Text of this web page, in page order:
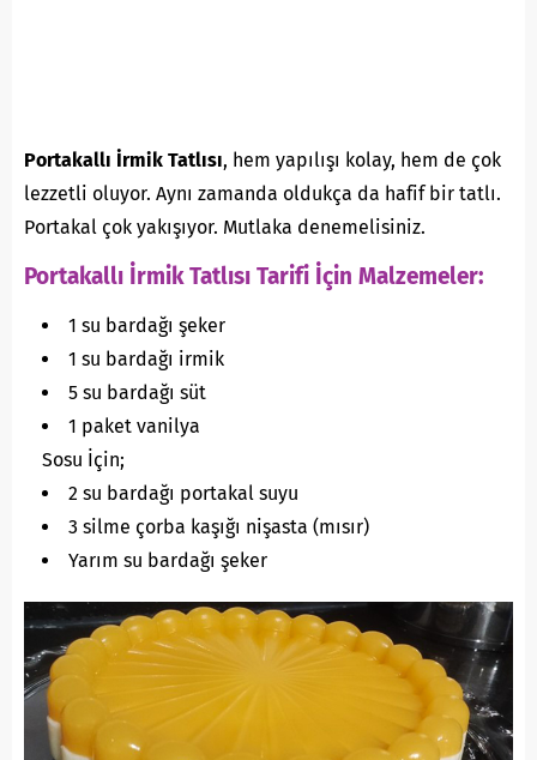
Portakallı İrmik Tatlısı, hem yapılışı kolay, hem de çok
lezzetli oluyor. Aynı zamanda oldukça da hafif bir tatlı.
Portakal çok yakışıyor. Mutlaka denemelisiniz.
Portakallı İrmik Tatlısı Tarifi İçin Malzemeler:
1 su bardağı şeker
1 su bardağı irmik
5 su bardağı süt
1 paket vanilya
Sosu İçin;
2 su bardağı portakal suyu
3 silme çorba kaşığı nişasta (mısır)
Yarım su bardağı şeker